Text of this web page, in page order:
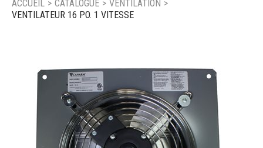
Nouveaux produits
Nous joindre
ACCUEIL > CATALOGUE > VENTILATION >
VENTILATEUR 16 PO. 1 VITESSE